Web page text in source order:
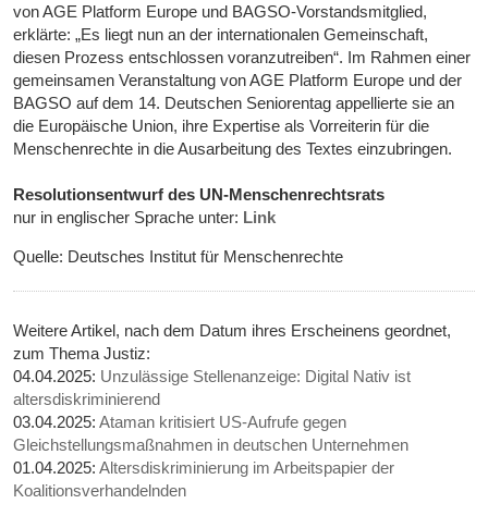
von AGE Platform Europe und BAGSO-Vorstandsmitglied,
erklärte: „Es liegt nun an der internationalen Gemeinschaft,
diesen Prozess entschlossen voranzutreiben“. Im Rahmen einer
gemeinsamen Veranstaltung von AGE Platform Europe und der
BAGSO auf dem 14. Deutschen Seniorentag appellierte sie an
die Europäische Union, ihre Expertise als Vorreiterin für die
Menschenrechte in die Ausarbeitung des Textes einzubringen.
Resolutionsentwurf des UN-Menschenrechtsrats
nur in englischer Sprache unter: Link
Quelle: Deutsches Institut für Menschenrechte
Weitere Artikel, nach dem Datum ihres Erscheinens geordnet,
zum Thema Justiz:
04.04.2025: Unzulässige Stellenanzeige: Digital Nativ ist
altersdiskriminierend
03.04.2025:Ataman kritisiert US-Aufrufe gegen
Gleichstellungsmaßnahmen in deutschen Unternehmen
01.04.2025:Altersdiskriminierung im Arbeitspapier der
Koalitionsverhandelnden